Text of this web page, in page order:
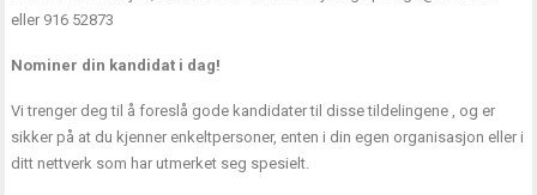
eller 916 52873
Nominer din kandidat i dag!
Vi trenger deg til å foreslå gode kandidater til disse tildelingene , og er
sikker på at du kjenner enkeltpersoner, enten i din egen organisasjon eller i
ditt nettverk som har utmerket seg spesielt.